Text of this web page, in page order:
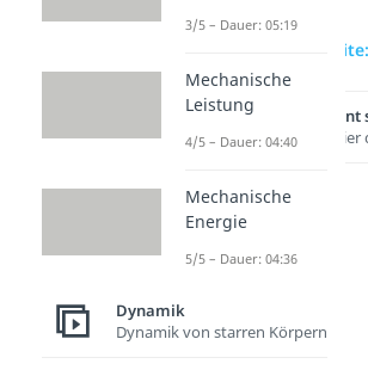
zur
Lernen lohnt
Entdecke hier
3/5 – Dauer: 05:19
Mechanische
Leistung
4/5 – Dauer: 04:40
Mechanische
Energie
5/5 – Dauer: 04:36
Dynamik
Dynamik von starren Körpern